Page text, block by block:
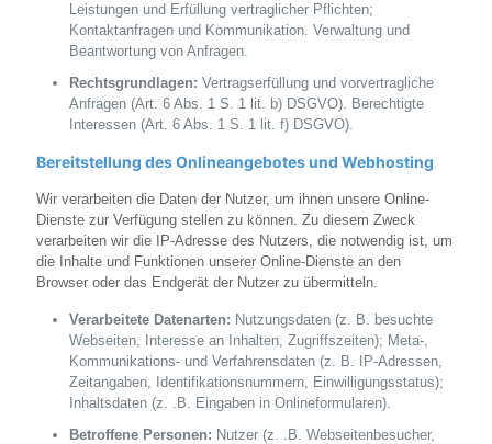
Leistungen und Erfüllung vertraglicher Pflichten;
Kontaktanfragen und Kommunikation. Verwaltung und
Beantwortung von Anfragen.
Rechtsgrundlagen: Vertragserfüllung und vorvertragliche
Anfragen (Art. 6 Abs. 1 S. 1 lit. b) DSGVO). Berechtigte
Interessen (Art. 6 Abs. 1 S. 1 lit. f) DSGVO).
Bereitstellung des Onlineangebotes und Webhosting
Wir verarbeiten die Daten der Nutzer, um ihnen unsere Online-
Dienste zur Verfügung stellen zu können. Zu diesem Zweck
verarbeiten wir die IP-Adresse des Nutzers, die notwendig ist, um
die Inhalte und Funktionen unserer Online-Dienste an den
Browser oder das Endgerät der Nutzer zu übermitteln.
Verarbeitete Datenarten: Nutzungsdaten (z. B. besuchte
Webseiten, Interesse an Inhalten, Zugriffszeiten); Meta-,
Kommunikations- und Verfahrensdaten (z. B. IP-Adressen,
Zeitangaben, Identifikationsnummern, Einwilligungsstatus);
Inhaltsdaten (z. .B. Eingaben in Onlineformularen).
Betroffene Personen: Nutzer (z. .B. Webseitenbesucher,